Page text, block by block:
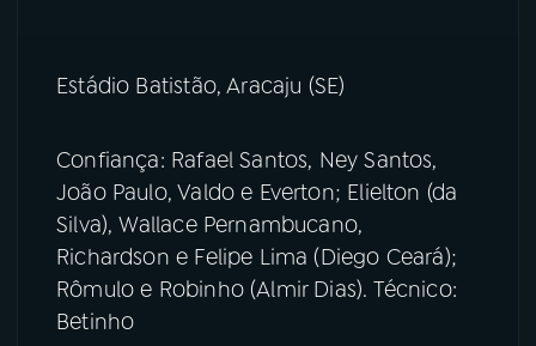
Estádio Batistão, Aracaju (SE)
Confiança: Rafael Santos, Ney Santos,
João Paulo, Valdo e Everton; Elielton (da
Silva), Wallace Pernambucano,
Richardson e Felipe Lima (Diego Ceará);
Rômulo e Robinho (Almir Dias). Técnico:
Betinho